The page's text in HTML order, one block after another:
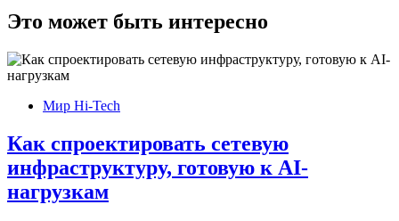
Это может быть интересно
Мир Hi-Tech
Как спроектировать сетевую
инфраструктуру, готовую к AI-
нагрузкам